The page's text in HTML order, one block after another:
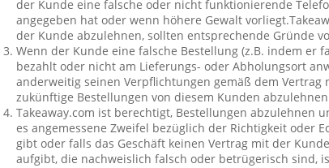
der Kunde eine falsche oder nicht funktionierende
angegeben hat oder wenn höhere Gewalt
der Kunde abzulehnen, sollten entsprechende Gründe
Wenn der Kunde eine falsche Bestellung (z.B. indem
bezahlt oder nicht am Lieferungs- oder Abholungsort
anderweitig seinen Verpflichtungen gemäß dem Vertrag
zukünftige Bestellungen von diesem Kunden
Takeaway.com ist berechtigt, Bestellungen abzulehnen
es angemessene Zweifel bezüglich der Richtigkeit oder
gibt oder falls das Geschäft keinen Vertrag mit der
aufgibt, die nachweislich falsch oder betrügerisch sind,